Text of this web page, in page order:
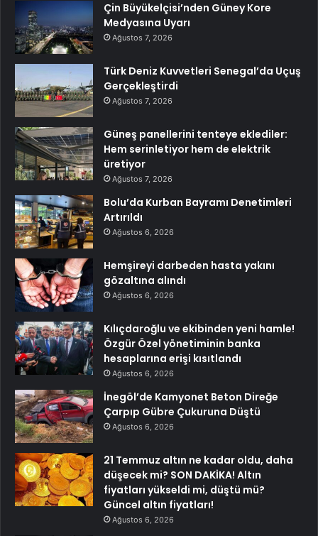
Çin Büyükelçisi’nden Güney Kore
Medyasına Uyarı
Ağustos 7, 2026
Türk Deniz Kuvvetleri Senegal’da Uçuş
Gerçekleştirdi
Ağustos 7, 2026
Güneş panellerini tenteye eklediler:
Hem serinletiyor hem de elektrik
üretiyor
Ağustos 7, 2026
Bolu’da Kurban Bayramı Denetimleri
Artırıldı
Ağustos 6, 2026
Hemşireyi darbeden hasta yakını
gözaltına alındı
Ağustos 6, 2026
Kılıçdaroğlu ve ekibinden yeni hamle!
Özgür Özel yönetiminin banka
hesaplarına erişi kısıtlandı
Ağustos 6, 2026
İnegöl’de Kamyonet Beton Direğe
Çarpıp Gübre Çukuruna Düştü
Ağustos 6, 2026
21 Temmuz altın ne kadar oldu, daha
düşecek mi? SON DAKİKA! Altın
fiyatları yükseldi mi, düştü mü?
Güncel altın fiyatları!
Ağustos 6, 2026